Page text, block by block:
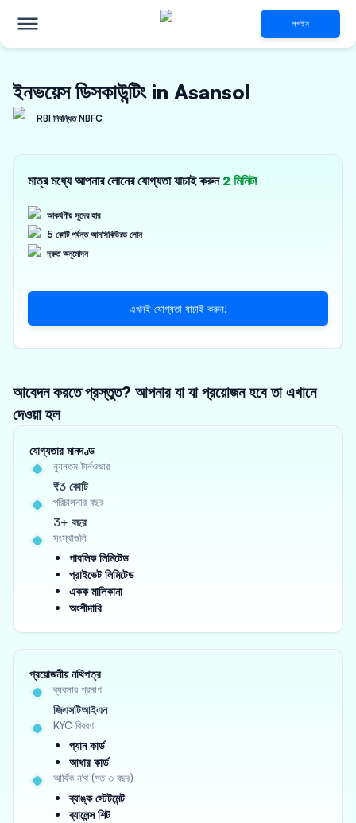
লগইন
ইনভয়েস ডিসকাউন্টিং in Asansol
RBI নিবন্ধিত NBFC
মাত্র মধ্যে আপনার লোনের যোগ্যতা যাচাই করুন 2 মিনিট!
আকর্ষণীয় সুদের হার
5 কোটি পর্যন্ত আনসিকিউরড লোন
দ্রুত অনুমোদন
এখনই যোগ্যতা যাচাই করুন!
আবেদন করতে প্রস্তুত? আপনার যা যা প্রয়োজন হবে তা এখানে
দেওয়া হল
যোগ্যতার মানদণ্ড
ন্যূনতম টার্নওভার
₹3 কোটি
পরিচালনার বছর
3+ বছর
সংস্থাগুলি
পাবলিক লিমিটেড
প্রাইভেট লিমিটেড
একক মালিকানা
অংশীদারি
প্রয়োজনীয় নথিপত্র
ব্যবসার প্রমাণ
জিএসটিআইএন
KYC বিবরণ
প্যান কার্ড
আধার কার্ড
আর্থিক নথি (গত ৩ বছর)
ব্যাঙ্ক স্টেটমেন্ট
ব্যালেন্স শিট